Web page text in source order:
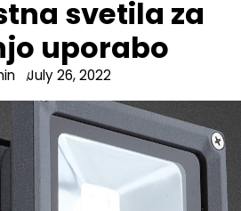
svetila za
uporabo
July 26, 2022